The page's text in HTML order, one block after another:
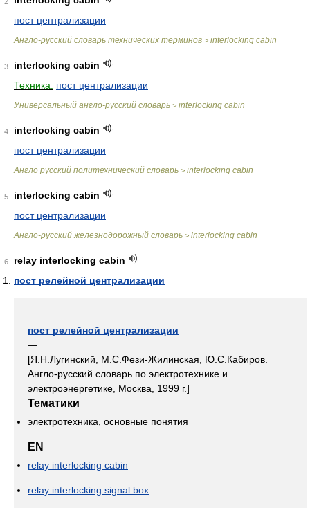
пост централизации
Англо-русский словарь технических терминов > interlocking cabin
3
interlocking cabin
Техника: пост централизации
Универсальный англо-русский словарь > interlocking cabin
4
interlocking cabin
пост централизации
Англо русский политехнический словарь > interlocking cabin
5
interlocking cabin
пост централизации
Англо-русский железнодорожный словарь > interlocking cabin
6
relay interlocking cabin
пост релейной централизации
пост релейной централизации
—
[Я.Н.Лугинский, М.С.Фези-Жилинская, Ю.С.Кабиров.
Англо-русский словарь по электротехнике и
электроэнергетике, Москва, 1999 г.]
Тематики
электротехника, основные понятия
EN
relay interlocking cabin
relay interlocking signal box